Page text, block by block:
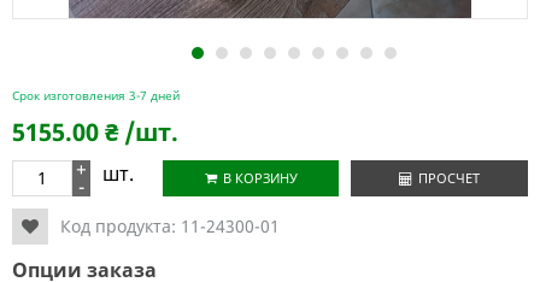
1 2 3 4 5 6 7 8 9
Срок изготовления 3-7 дней
5155.00₴ /шт.
+
- шт. В КОРЗИНУ ПРОСЧЕТ
Код продукта: 11-24300-01
Опции заказа